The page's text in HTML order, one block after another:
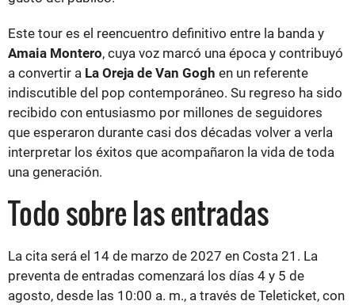
Este tour es el reencuentro definitivo entre la banda y
Amaia Montero, cuya voz marcó una época y contribuyó
a convertir a La Oreja de Van Gogh en un referente
indiscutible del pop contemporáneo. Su regreso ha sido
recibido con entusiasmo por millones de seguidores
que esperaron durante casi dos décadas volver a verla
interpretar los éxitos que acompañaron la vida de toda
una generación.
Todo sobre las entradas
La cita será el 14 de marzo de 2027 en Costa 21. La
preventa de entradas comenzará los días 4 y 5 de
agosto, desde las 10:00 a. m., a través de Teleticket, con